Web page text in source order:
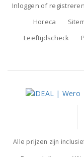
Inloggen of registreren
Horeca
Leeftijdscheck
Alle prijzen zijn